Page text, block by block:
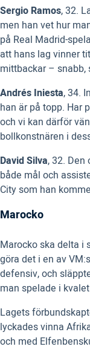
Sergio Ramos, 32.
men han vet hur
på Real Madrid-
att hans lag vinner
mittbackar – snabb,
Andrés Iniesta, 34.
han är på topp. Har
och vi kan därför
bollkonstnären i
David Silva, 32.
både mål och
City som han
Marocko
Marocko ska delta i
göra det i en av
defensiv, och
man spelade i
Lagets
lyckades vinna
och med